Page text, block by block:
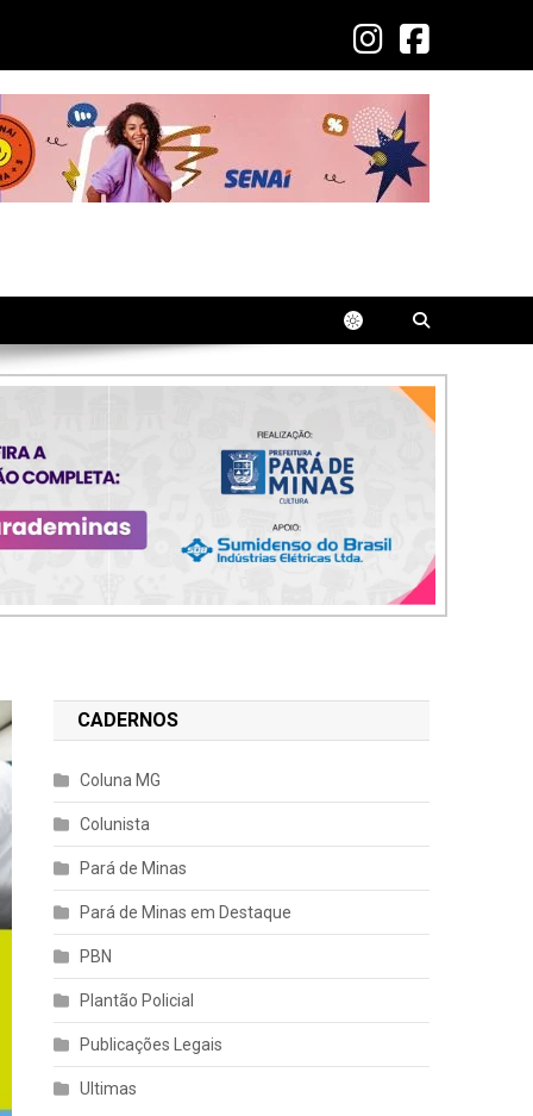
CADERNOS
Coluna MG
Colunista
Pará de Minas
Pará de Minas em Destaque
PBN
Plantão Policial
Publicações Legais
Ultimas